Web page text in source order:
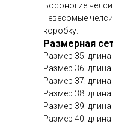
Босоногие
невесомые
коробку.
Размерная
Размер 35:
Размер 36:
Размер 37:
Размер 38:
Размер 39:
Размер 40: